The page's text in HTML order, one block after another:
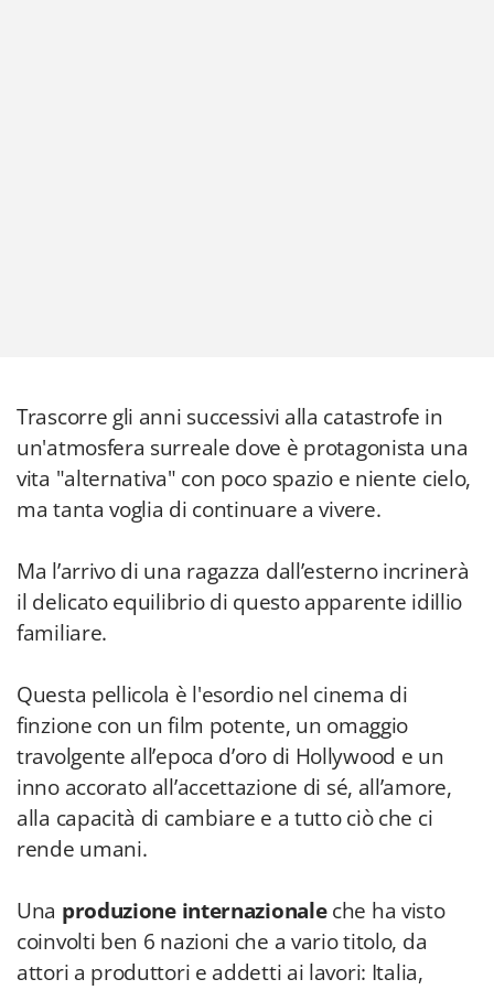
Trascorre gli anni successivi alla catastrofe in
un'atmosfera surreale dove è protagonista una
vita "alternativa" con poco spazio e niente cielo,
ma tanta voglia di continuare a vivere.
Ma l’arrivo di una ragazza dall’esterno incrinerà
il delicato equilibrio di questo apparente idillio
familiare.
Questa pellicola è l'esordio nel cinema di
finzione con un film potente, un omaggio
travolgente all’epoca d’oro di Hollywood e un
inno accorato all’accettazione di sé, all’amore,
alla capacità di cambiare e a tutto ciò che ci
rende umani.
Una produzione internazionaleche ha visto
coinvolti ben 6 nazioni che a vario titolo, da
attori a produttori e addetti ai lavori: Italia,